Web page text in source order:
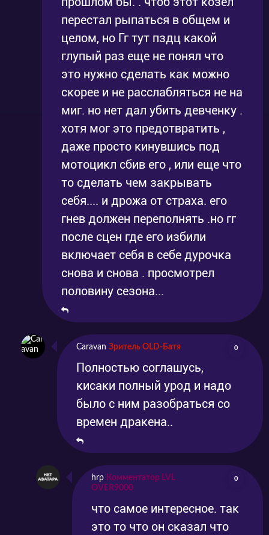
перестал рыпаться в общем и
целом, но Гг тут пздц какой
глупый раз еще не понял что
это нужно сделать как можно
скорее и не расслабляться не на
миг. но нет дал убить девченку .
хотя мог это предотвратить ,
даже просто кинувшись под
мотоцикл сбив его , или еще что
то сделать чем закрывать
себя.... и дрожа от страха. его
гнев должен переполнять .но гг
после сцен где его избили
включает себя в себе дурочка
снова и снова . просмотрел
половину сезона...
Caravan Зритель OLD-Батя 0
Полностью соглашусь,
кисаки полный урод и надо
было с ним разобраться со
времен дракена..
hrp Комментатор LVL
OVER9000
0
что самое интересное. так
это то что он сказал что